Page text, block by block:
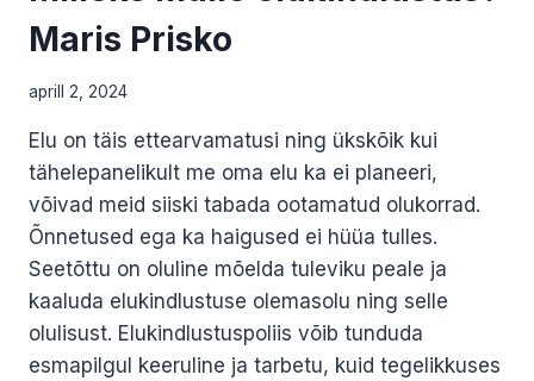
Maris Prisko
aprill 2, 2024
Elu on täis ettearvamatusi ning ükskõik kui
tähelepanelikult me oma elu ka ei planeeri,
võivad meid siiski tabada ootamatud olukorrad.
Õnnetused ega ka haigused ei hüüa tulles.
Seetõttu on oluline mõelda tuleviku peale ja
kaaluda elukindlustuse olemasolu ning selle
olulisust. Elukindlustuspoliis võib tunduda
esmapilgul keeruline ja tarbetu, kuid tegelikkuses